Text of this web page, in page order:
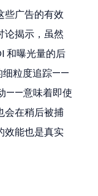
些广告的有效
论揭示，虽然
和曝光量的后
细粒度追踪——
——意味着即使
会在稍后被捕
效能也是真实